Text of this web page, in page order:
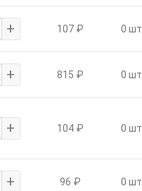
+ 107 ₽ 0 шт.
+ 815 ₽ 0 шт.
+ 104 ₽ 0 шт.
+ 96 ₽ 0 шт.